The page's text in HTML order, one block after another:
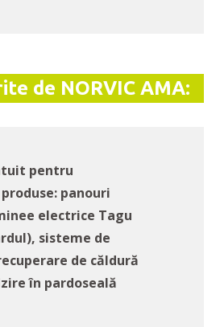
de NORVIC AMA:
pentru
panouri
electrice Tagu
sisteme de
de căldură
în pardoseală